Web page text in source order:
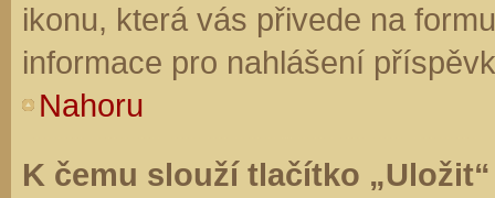
ikonu, která vás přivede na
informace pro nahlášení
Nahoru
K čemu slouží tlačítko